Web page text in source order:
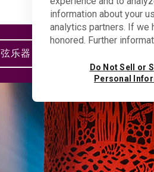
弦乐器
information about your
analytics partners. If we
honored. Further
Do Not Sell or
Personal